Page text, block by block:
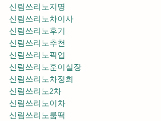
신림쓰리노지명
신림쓰리노차이사
신림쓰리노후기
신림쓰리노추천
신림쓰리노훈이실장
신림쓰리노차정희
신림쓰리노2차
신림쓰리노이차
신림쓰리노룸떡